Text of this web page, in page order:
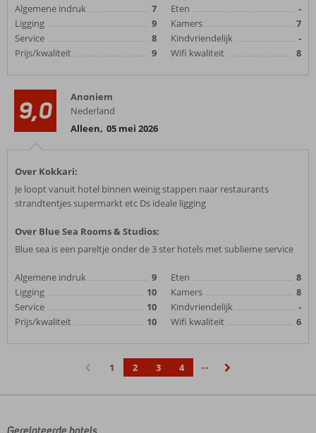
Algemene indruk
7
Ligging
9
Service
8
Prijs/kwaliteit
9
Eten
-
Kamers
7
Kindvriendelijk
-
Wifi kwaliteit
8
9,0
Anoniem
Nederland
Alleen, 05 mei 2026
Over Kokkari:
Je loopt vanuit hotel binnen weinig stappen naar restaurants
strandtentjes supermarkt etc Ds ideale ligging
Over Blue Sea Rooms & Studios:
Blue sea is een pareltje onder de 3 ster hotels met sublieme service
Algemene indruk
9
Ligging
10
Service
10
Prijs/kwaliteit
10
Eten
8
Kamers
8
Kindvriendelijk
-
Wifi kwaliteit
6
1 2 3 4
…